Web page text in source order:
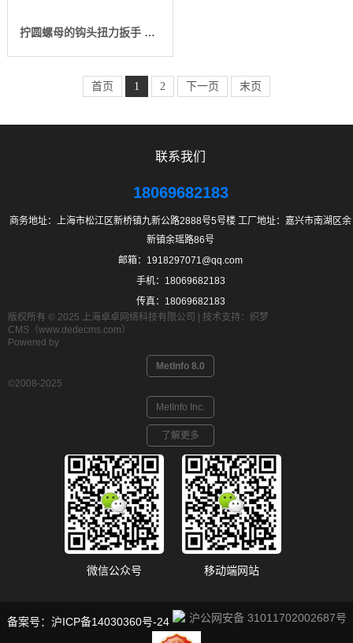
拧圆螺母的钩头扭力扳手 月牙头数显扭矩扳手 勾头力矩扳手厂家
首页 1 2 下一页 末页
联系我们
18069682183
商务地址：上海市松江区新桥镇九新公路2888号5号楼 工厂地址：嘉兴市南湖区余
新镇余瑶路86号
邮箱：1918297071@qq.com
手机：18069682183
传真：18069682183
版权所有 © 2025 上海卓卓网络科技有限公司 | 技术支持：织梦
CMS（www.dedecms.com）
Powered by
MetInfo 8.0
©2008-2025
MetInfo Inc.
了解更多
微信公众号 移动端网站
备案号： 沪ICP备14030360号-24 沪公网安备 31011702002687号